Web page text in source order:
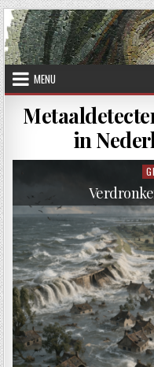
Skip to content
MENU
in